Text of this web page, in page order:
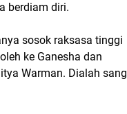
berdiam diri.
sosok raksasa tinggi
ke Ganesha dan
Warman. Dialah sang